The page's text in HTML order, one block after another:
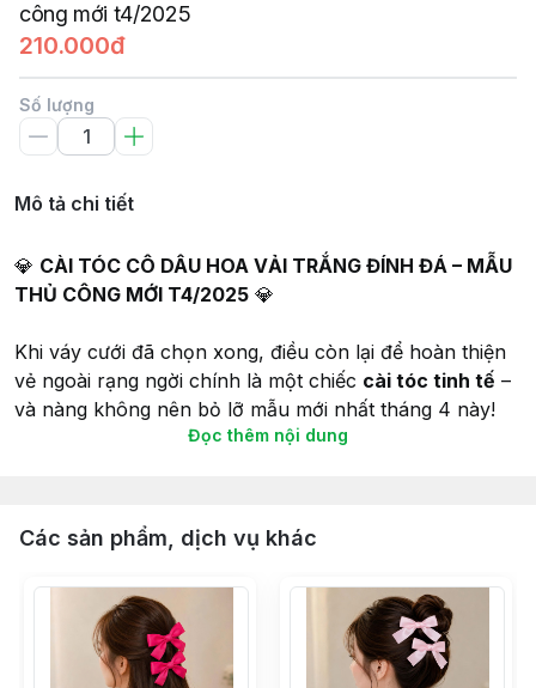
công mới t4/2025
210.000đ
Số lượng
Mô tả chi tiết
💎 CÀI TÓC CÔ DÂU HOA VẢI TRẮNG ĐÍNH ĐÁ – MẪU
THỦ CÔNG MỚI T4/2025 💎
Khi váy cưới đã chọn xong, điều còn lại để hoàn thiện
vẻ ngoài rạng ngời chính là một chiếc cài tóc tinh tế –
và nàng không nên bỏ lỡ mẫu mới nhất tháng 4 này!
dịu dàng vốn có của cô dâu.
💫 Phần khung kim loại mảnh nhẹ, uốn linh hoạt, giúp
cài chắc trên nhiều kiểu tóc – từ búi thấp đến tóc xoã
hay uốn sóng tự nhiên.
Đọc thêm nội dung
Các sản phẩm, dịch vụ khác